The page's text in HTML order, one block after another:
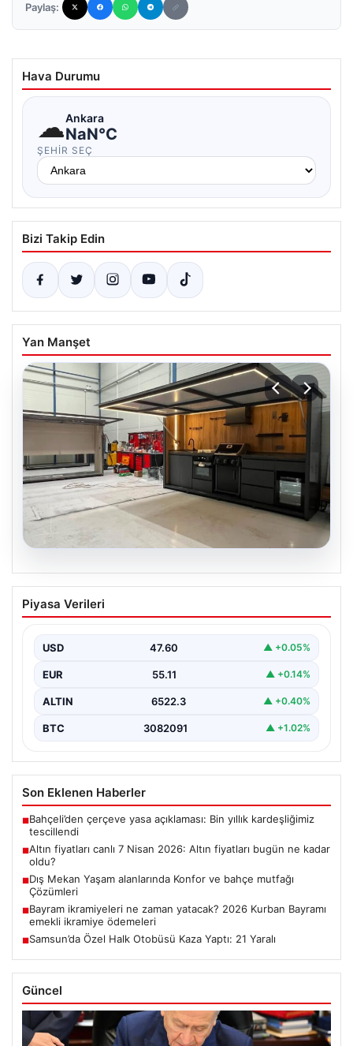
Paylaş:
Hava Durumu
☁Ankara
NaN°C
ŞEHIR SEÇ
Bizi Takip Edin
Yan Manşet
Dış Mekan Yaşam alanlarında Konfor ve
bahçe mutfağı Çözümleri
bölümlerinden biri gelmiştir. Doğayla uyumlu dinlenmek,
Piyasa Verileri
USD 47.60 ▲ +0.05%
EUR 55.11 ▲ +0.14%
ALTIN 6522.3 ▲ +0.40%
BTC 3082091 ▲ +1.02%
Son Eklenen Haberler
■Bahçeli’den çerçeve yasa açıklaması: Bin yıllık kardeşliğimiz
tescillendi
■Altın fiyatları canlı 7 Nisan 2026: Altın fiyatları bugün ne kadar
oldu?
■Dış Mekan Yaşam alanlarında Konfor ve bahçe mutfağı
Çözümleri
■Bayram ikramiyeleri ne zaman yatacak? 2026 Kurban Bayramı
emekli ikramiye ödemeleri
■Samsun’da Özel Halk Otobüsü Kaza Yaptı: 21 Yaralı
Güncel